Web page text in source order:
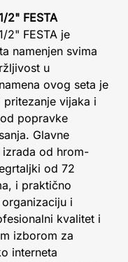
2" FESTA
2" FESTA je
namenjen svima
u
ovog seta je
vijaka i
popravke
Glavne
izrada od hrom-
od 72
i praktično
i
kvalitet i
izborom za
interneta